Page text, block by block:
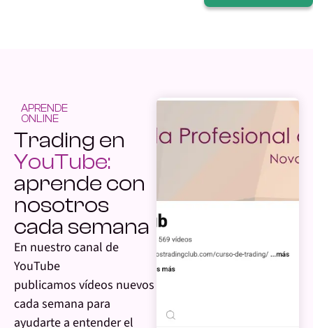
APRENDE
ONLINE
Trading en
YouTube:
aprende con
nosotros
cada semana
En nuestro canal de
YouTube
publicamos vídeos nuevos
cada semana para
ayudarte a entender el